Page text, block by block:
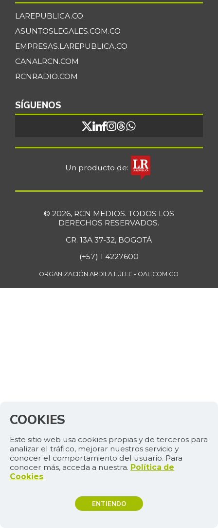
LAREPUBLICA.CO
ASUNTOSLEGALES.COM.CO
EMPRESAS.LAREPUBLICA.CO
CANALRCN.COM
RCNRADIO.COM
SÍGUENOS
Un producto de:
© 2026, RCN MEDIOS. TODOS LOS
DERECHOS RESERVADOS.
CR. 13A 37-32, BOGOTÁ
(+57) 1 4227600
ORGANIZACIÓN ARDILA LÜLLE - OAL.COM.CO
COOKIES
Este sitio web usa cookies propias y de terceros para
analizar el tráfico, mejorar nuestros servicio y
conocer el comportamiento del usuario. Para
conocer más, acceda a nuestra. Política de
Cookies.
ENTIENDO